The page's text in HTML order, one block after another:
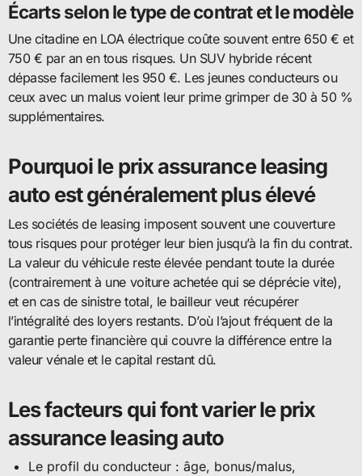
Écarts selon le type de contrat et le modèle
Une citadine en LOA électrique coûte souvent entre 650 € et
750 € par an en tous risques. Un SUV hybride récent
dépasse facilement les 950 €. Les jeunes conducteurs ou
ceux avec un malus voient leur prime grimper de 30 à 50 %
supplémentaires.
Pourquoi le prix assurance leasing
auto est généralement plus élevé
Les sociétés de leasing imposent souvent une couverture
tous risques pour protéger leur bien jusqu’à la fin du contrat.
La valeur du véhicule reste élevée pendant toute la durée
(contrairement à une voiture achetée qui se déprécie vite),
et en cas de sinistre total, le bailleur veut récupérer
l’intégralité des loyers restants. D’où l’ajout fréquent de la
garantie perte financière qui couvre la différence entre la
valeur vénale et le capital restant dû.
Les facteurs qui font varier le prix
assurance leasing auto
Le profil du conducteur : âge, bonus/malus,